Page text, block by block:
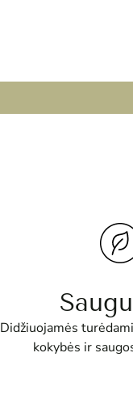
Didžiuojamės
kokybės ir